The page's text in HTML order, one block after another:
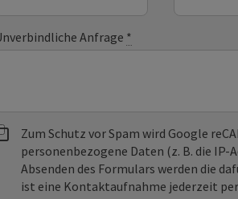
Anfrage *
Zum Schutz vor Spam wird Google
personenbezogene Daten (z. B. die
Absenden des Formulars werden die
ist eine Kontaktaufnahme jederzeit